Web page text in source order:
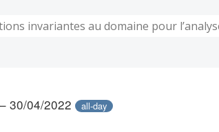
invariantes au domaine pour
30/04/2022 all-day